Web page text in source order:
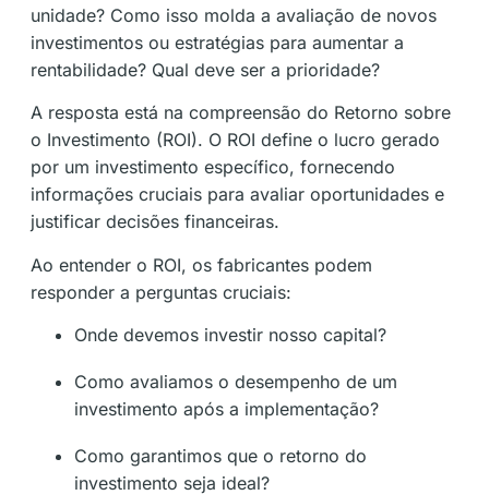
unidade? Como isso molda a avaliação de novos
investimentos ou estratégias para aumentar a
rentabilidade? Qual deve ser a prioridade?
A resposta está na compreensão do Retorno sobre
o Investimento (ROI). O ROI define o lucro gerado
por um investimento específico, fornecendo
informações cruciais para avaliar oportunidades e
justificar decisões financeiras.
Ao entender o ROI, os fabricantes podem
responder a perguntas cruciais:
Onde devemos investir nosso capital?
Como avaliamos o desempenho de um
investimento após a implementação?
Como garantimos que o retorno do
investimento seja ideal?